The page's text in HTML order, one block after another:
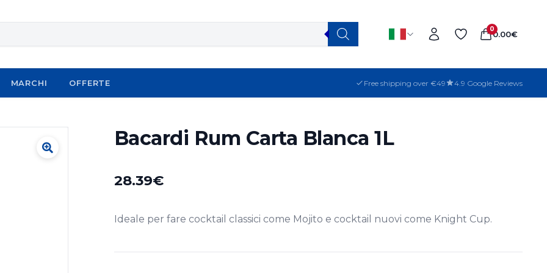
0
0.00€
MARCHI OFFERTE Free shipping over €49 4.9 Google Reviews
Bacardi Rum Carta Blanca 1L
28.39€
Ideale per fare cocktail classici come Mojito e cocktail nuovi come Knight Cup.